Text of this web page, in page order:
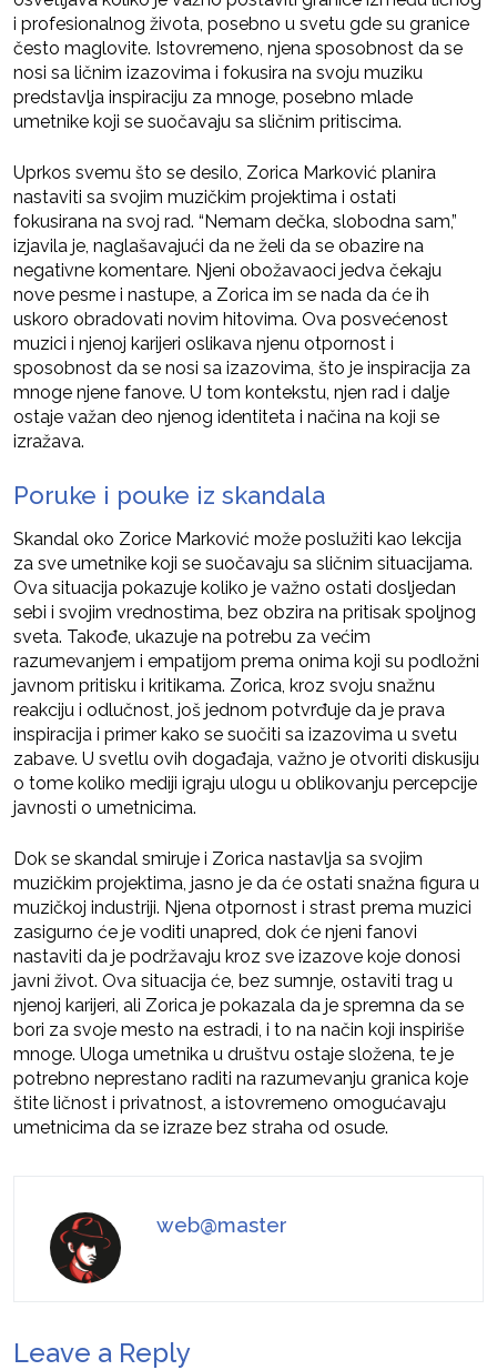
i profesionalnog života, posebno u svetu gde su granice
često maglovite. Istovremeno, njena sposobnost da se
nosi sa ličnim izazovima i fokusira na svoju muziku
predstavlja inspiraciju za mnoge, posebno mlade
umetnike koji se suočavaju sa sličnim pritiscima.
Uprkos svemu što se desilo, Zorica Marković planira
nastaviti sa svojim muzičkim projektima i ostati
fokusirana na svoj rad. “Nemam dečka, slobodna sam,”
izjavila je, naglašavajući da ne želi da se obazire na
negativne komentare. Njeni obožavaoci jedva čekaju
nove pesme i nastupe, a Zorica im se nada da će ih
uskoro obradovati novim hitovima. Ova posvećenost
muzici i njenoj karijeri oslikava njenu otpornost i
sposobnost da se nosi sa izazovima, što je inspiracija za
mnoge njene fanove. U tom kontekstu, njen rad i dalje
ostaje važan deo njenog identiteta i načina na koji se
izražava.
Poruke i pouke iz skandala
Skandal oko Zorice Marković može poslužiti kao lekcija
za sve umetnike koji se suočavaju sa sličnim situacijama.
Ova situacija pokazuje koliko je važno ostati dosljedan
sebi i svojim vrednostima, bez obzira na pritisak spoljnog
sveta. Takođe, ukazuje na potrebu za većim
razumevanjem i empatijom prema onima koji su podložni
javnom pritisku i kritikama. Zorica, kroz svoju snažnu
reakciju i odlučnost, još jednom potvrđuje da je prava
inspiracija i primer kako se suočiti sa izazovima u svetu
zabave. U svetlu ovih događaja, važno je otvoriti diskusiju
o tome koliko mediji igraju ulogu u oblikovanju percepcije
javnosti o umetnicima.
Dok se skandal smiruje i Zorica nastavlja sa svojim
muzičkim projektima, jasno je da će ostati snažna figura u
muzičkoj industriji. Njena otpornost i strast prema muzici
zasigurno će je voditi unapred, dok će njeni fanovi
nastaviti da je podržavaju kroz sve izazove koje donosi
javni život. Ova situacija će, bez sumnje, ostaviti trag u
njenoj karijeri, ali Zorica je pokazala da je spremna da se
bori za svoje mesto na estradi, i to na način koji inspiriše
mnoge. Uloga umetnika u društvu ostaje složena, te je
potrebno neprestano raditi na razumevanju granica koje
štite ličnost i privatnost, a istovremeno omogućavaju
umetnicima da se izraze bez straha od osude.
web@master
Leave a Reply